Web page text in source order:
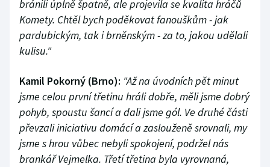
bránili úplně špatně, ale projevila se kvalita hráčů
Komety. Chtěl bych poděkovat fanouškům - jak
pardubickým, tak i brněnským - za to, jakou udělali
kulisu."
Kamil Pokorný (Brno): "Až na úvodních pět minut
jsme celou první třetinu hráli dobře, měli jsme dobrý
pohyb, spoustu šancí a dali jsme gól. Ve druhé části
převzali iniciativu domácí a zaslouženě srovnali, my
jsme s hrou vůbec nebyli spokojení, podržel nás
brankář Vejmelka. Třetí třetina byla vyrovnaná,